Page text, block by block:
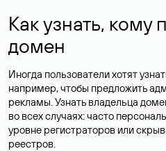
Как узнать, кому
домен
Иногда пользователи хотят
например, чтобы предложить
рекламы. Узнать владельца
во всех случаях: часто
уровне регистраторов или
реестров.